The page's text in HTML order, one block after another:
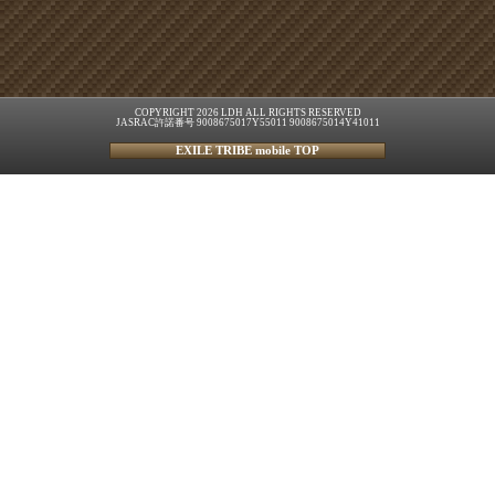
COPYRIGHT 2026 LDH ALL RIGHTS RESERVED
JASRAC許諾番号 9008675017Y55011 9008675014Y41011
EXILE TRIBE mobile TOP